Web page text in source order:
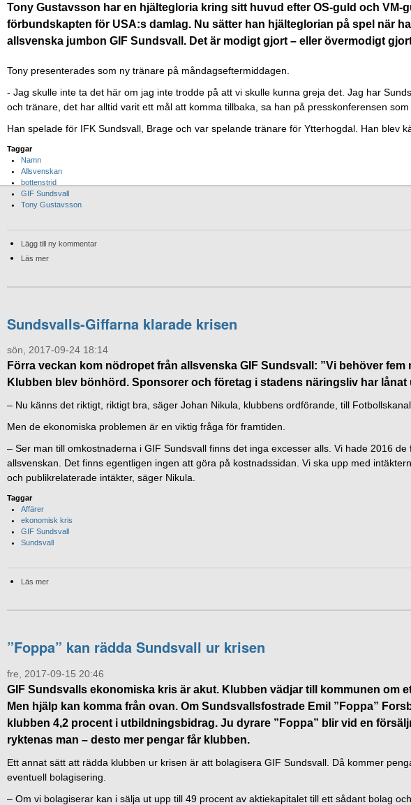
Tony Gustavsson har en hjältegloria kring sitt huvud efter OS-guld och VM-
förbundskapten för USA:s damlag. Nu sätter han hjälteglorian på spel när
allsvenska jumbon GIF Sundsvall. Det är modigt gjort – eller övermodigt
Tony presenterades som ny tränare på måndagseftermiddagen.
- Jag skulle inte ta det här om jag inte trodde på att vi skulle kunna greja det. Jag har
och tränare, det har alltid varit ett mål att komma tillbaka, sa han på presskonferensen som
Han spelade för IFK Sundsvall, Brage och var spelande tränare för Ytterhogdal. Han blev
Taggar
Namn
Allsvenskan
bottenstrid
GIF Sundsvall
Tony Gustavsson
Lägg till ny kommentar
Läs mer
Sundsvalls-Giffarna klarade krisen
sön, 2017-09-24 18:14
Förra veckan kom nödropet från allsvenska GIF Sundsvall: ”Vi behöver
Klubben blev bönhörd. Sponsorer och företag i stadens näringsliv har lånat
– Nu känns det riktigt, riktigt bra, säger Johan Nikula, klubbens ordförande, till
Men de ekonomiska problemen är en viktig fråga för framtiden.
– Ser man till omkostnaderna i GIF Sundsvall finns det inga excesser alls. Vi hade 2016
allsvenskan. Det finns egentligen ingen att göra på kostnadssidan. Vi ska upp med
och publikrelaterade intäkter, säger Nikula.
Taggar
Affärer
ekonomisk kris
GIF Sundsvall
Sundsvall
Läs mer
”Foppa” kan rädda Sundsvall ur krisen
fre, 2017-09-15 20:46
GIF Sundsvalls ekonomiska kris är akut. Klubben vädjar till kommunen om
Men hjälp kan komma från ovan. Om Sundsvallsfostrade Emil ”Foppa”
klubben 4,2 procent i utbildningsbidrag. Ju dyrare ”Foppa” blir vid en
ryktenas man – desto mer pengar får klubben.
Ett annat sätt att rädda klubben ur krisen är att bolagisera GIF Sundsvall. Då kommer
eventuell bolagisering.
– Om vi bolagiserar kan i sälja ut upp till 49 procent av aktiekapitalet till ett sådant bolag